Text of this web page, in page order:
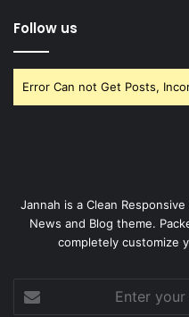
Follow us
Error Can not Get Posts,
Jannah is a Clean
News and Blog theme.
completely customize
your